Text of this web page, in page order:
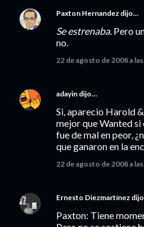
Paxton Hernandez dijo…
Se estrenaba. Pero
no.
22 de agosto de 2008 a las
adayin dijo…
Si, aparecio Harold
mejor que Wanted
fue de mal en peor,
que ganaron en la
22 de agosto de 2008 a las
Ernesto Diezmartínez
Paxton: Tiene